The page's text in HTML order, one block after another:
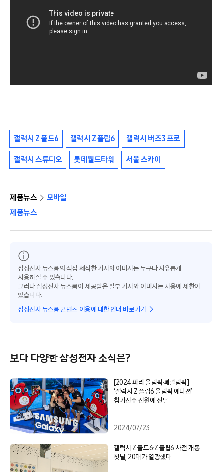
갤럭시 Z 폴드6 갤럭시 Z 플립6 갤럭시 버즈3 프로
갤럭시 스튜디오 롯데월드타워 서울 스카이
제품뉴스
모바일
제품뉴스
삼성전자 뉴스룸의 직접 제작한 기사와 이미지는 누구나 자유롭게
사용하실 수 있습니다.
그러나 삼성전자 뉴스룸이 제공받은 일부 기사와 이미지는 사용에 제한이
있습니다.
삼성전자 뉴스룸 콘텐츠 이용에 대한 안내 바로가기
보다 다양한 삼성전자 소식은?
[2024 파리 올림픽·패럴림픽]
‘갤럭시 Z 플립6 올림픽 에디션’
참가선수 전원에 전달
2024/07/23
갤럭시 Z 폴드6∙Z 플립6 사전 개통
첫날, 20대가 열광했다